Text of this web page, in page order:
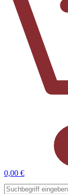
0,00 €